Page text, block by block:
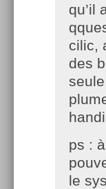
qu’il
cilic,
des
ps :
le